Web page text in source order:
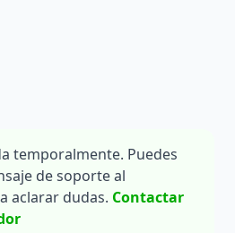
temporalmente. Puedes
de soporte al
aclarar dudas. Contactar